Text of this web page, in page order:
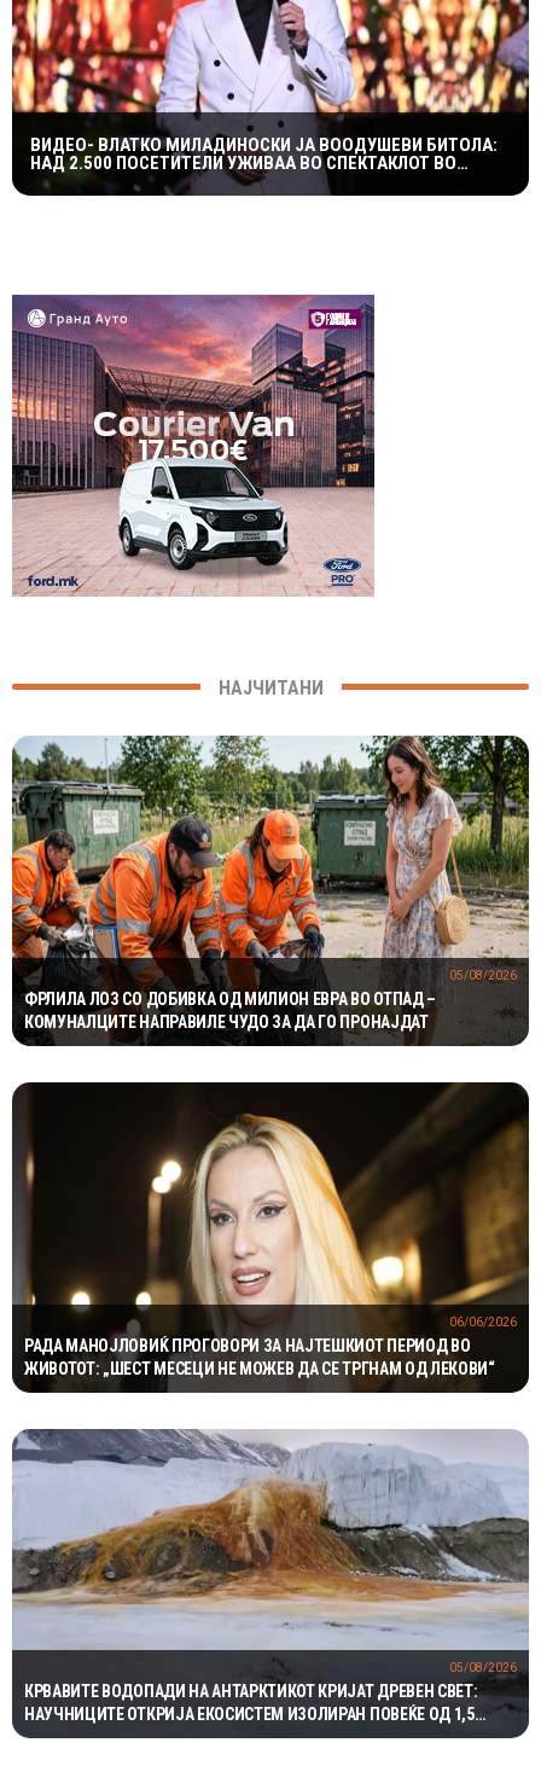
ВИДЕО- ВЛАТКО МИЛАДИНОСКИ ЈА ВООДУШЕВИ БИТОЛА:
НАД 2.500 ПОСЕТИТЕЛИ УЖИВАА ВО СПЕКТАКЛОТ ВО
ХЕРАКЛЕЈА
НАЈЧИТАНИ
ФРЛИЛА ЛОЗ СО ДОБИВКА ОД МИЛИОН ЕВРА ВО ОТПАД –
КОМУНАЛЦИТЕ НАПРАВИЛЕ ЧУДО ЗА ДА ГО ПРОНАЈДАТ
05/08/2026
РАДА МАНОЈЛОВИЌ ПРОГОВОРИ ЗА НАЈТЕШКИОТ ПЕРИОД ВО
ЖИВОТОТ: „ШЕСТ МЕСЕЦИ НЕ МОЖЕВ ДА СЕ ТРГНАМ ОД ЛЕКОВИ“
06/06/2026
КРВАВИТЕ ВОДОПАДИ НА АНТАРКТИКОТ КРИЈАТ ДРЕВЕН СВЕТ:
НАУЧНИЦИТЕ ОТКРИЈА ЕКОСИСТЕМ ИЗОЛИРАН ПОВЕЌЕ ОД 1,5
МИЛИОНИ ГОДИНИ
05/08/2026